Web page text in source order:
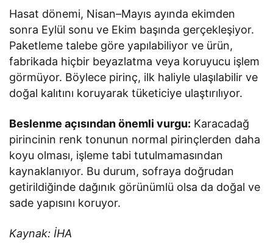
Hasat dönemi, Nisan–Mayıs ayında ekimden
sonra Eylül sonu ve Ekim başında gerçekleşiyor.
Paketleme talebe göre yapılabiliyor ve ürün,
fabrikada hiçbir beyazlatma veya koruyucu işlem
görmüyor. Böylece pirinç, ilk haliyle ulaşılabilir ve
doğal kalıtını koruyarak tüketiciye ulaştırılıyor.
Beslenme açısından önemli vurgu: Karacadağ
pirincinin renk tonunun normal pirinçlerden daha
koyu olması, işleme tabi tutulmamasından
kaynaklanıyor. Bu durum, sofraya doğrudan
getirildiğinde dağınık görünümlü olsa da doğal ve
sade yapısını koruyor.
Kaynak: İHA